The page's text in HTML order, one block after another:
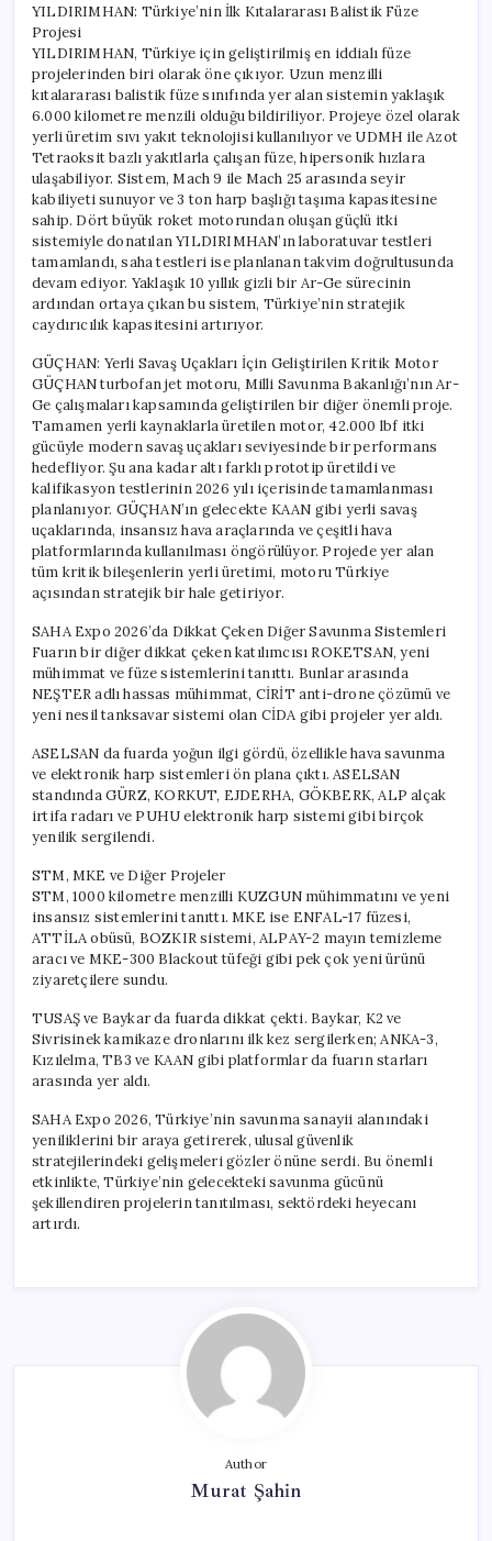
YILDIRIMHAN: Türkiye’nin İlk Kıtalararası Balistik Füze
Projesi
YILDIRIMHAN, Türkiye için geliştirilmiş en iddialı füze
projelerinden biri olarak öne çıkıyor. Uzun menzilli
kıtalararası balistik füze sınıfında yer alan sistemin yaklaşık
6.000 kilometre menzili olduğu bildiriliyor. Projeye özel olarak
yerli üretim sıvı yakıt teknolojisi kullanılıyor ve UDMH ile Azot
Tetraoksit bazlı yakıtlarla çalışan füze, hipersonik hızlara
ulaşabiliyor. Sistem, Mach 9 ile Mach 25 arasında seyir
kabiliyeti sunuyor ve 3 ton harp başlığı taşıma kapasitesine
sahip. Dört büyük roket motorundan oluşan güçlü itki
sistemiyle donatılan YILDIRIMHAN’ın laboratuvar testleri
tamamlandı, saha testleri ise planlanan takvim doğrultusunda
devam ediyor. Yaklaşık 10 yıllık gizli bir Ar-Ge sürecinin
ardından ortaya çıkan bu sistem, Türkiye’nin stratejik
caydırıcılık kapasitesini artırıyor.
GÜÇHAN: Yerli Savaş Uçakları İçin Geliştirilen Kritik Motor
GÜÇHAN turbofan jet motoru, Milli Savunma Bakanlığı’nın Ar-
Ge çalışmaları kapsamında geliştirilen bir diğer önemli proje.
Tamamen yerli kaynaklarla üretilen motor, 42.000 lbf itki
gücüyle modern savaş uçakları seviyesinde bir performans
hedefliyor. Şu ana kadar altı farklı prototip üretildi ve
kalifikasyon testlerinin 2026 yılı içerisinde tamamlanması
planlanıyor. GÜÇHAN’ın gelecekte KAAN gibi yerli savaş
uçaklarında, insansız hava araçlarında ve çeşitli hava
platformlarında kullanılması öngörülüyor. Projede yer alan
tüm kritik bileşenlerin yerli üretimi, motoru Türkiye
açısından stratejik bir hale getiriyor.
SAHA Expo 2026’da Dikkat Çeken Diğer Savunma Sistemleri
Fuarın bir diğer dikkat çeken katılımcısı ROKETSAN, yeni
mühimmat ve füze sistemlerini tanıttı. Bunlar arasında
NEŞTER adlı hassas mühimmat, CİRİT anti-drone çözümü ve
yeni nesil tanksavar sistemi olan CİDA gibi projeler yer aldı.
ASELSAN da fuarda yoğun ilgi gördü, özellikle hava savunma
ve elektronik harp sistemleri ön plana çıktı. ASELSAN
standında GÜRZ, KORKUT, EJDERHA, GÖKBERK, ALP alçak
irtifa radarı ve PUHU elektronik harp sistemi gibi birçok
yenilik sergilendi.
STM, MKE ve Diğer Projeler
STM, 1000 kilometre menzilli KUZGUN mühimmatını ve yeni
insansız sistemlerini tanıttı. MKE ise ENFAL-17 füzesi,
ATTİLA obüsü, BOZKIR sistemi, ALPAY-2 mayın temizleme
aracı ve MKE-300 Blackout tüfeği gibi pek çok yeni ürünü
ziyaretçilere sundu.
TUSAŞ ve Baykar da fuarda dikkat çekti. Baykar, K2 ve
Sivrisinek kamikaze dronlarını ilk kez sergilerken; ANKA-3,
Kızılelma, TB3 ve KAAN gibi platformlar da fuarın starları
arasında yer aldı.
SAHA Expo 2026, Türkiye’nin savunma sanayii alanındaki
yeniliklerini bir araya getirerek, ulusal güvenlik
stratejilerindeki gelişmeleri gözler önüne serdi. Bu önemli
etkinlikte, Türkiye’nin gelecekteki savunma gücünü
şekillendiren projelerin tanıtılması, sektördeki heyecanı
artırdı.
Author
Murat Şahin